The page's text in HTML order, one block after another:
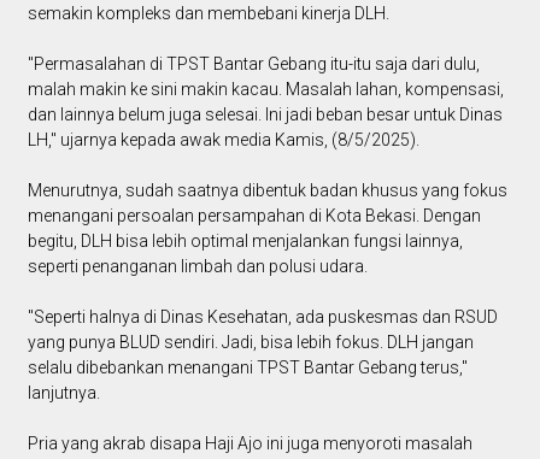
semakin kompleks dan membebani kinerja DLH.
"Permasalahan di TPST Bantar Gebang itu-itu saja dari dulu,
malah makin ke sini makin kacau. Masalah lahan, kompensasi,
dan lainnya belum juga selesai. Ini jadi beban besar untuk Dinas
LH," ujarnya kepada awak media Kamis, (8/5/2025).
Menurutnya, sudah saatnya dibentuk badan khusus yang fokus
menangani persoalan persampahan di Kota Bekasi. Dengan
begitu, DLH bisa lebih optimal menjalankan fungsi lainnya,
seperti penanganan limbah dan polusi udara.
"Seperti halnya di Dinas Kesehatan, ada puskesmas dan RSUD
yang punya BLUD sendiri. Jadi, bisa lebih fokus. DLH jangan
selalu dibebankan menangani TPST Bantar Gebang terus,"
lanjutnya.
Pria yang akrab disapa Haji Ajo ini juga menyoroti masalah